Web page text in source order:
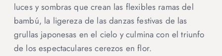
luces y sombras que crean las flexibles ramas del
bambú, la ligereza de las danzas festivas de las
grullas japonesas en el cielo y culmina con el triunfo
de los espectaculares cerezos en flor.